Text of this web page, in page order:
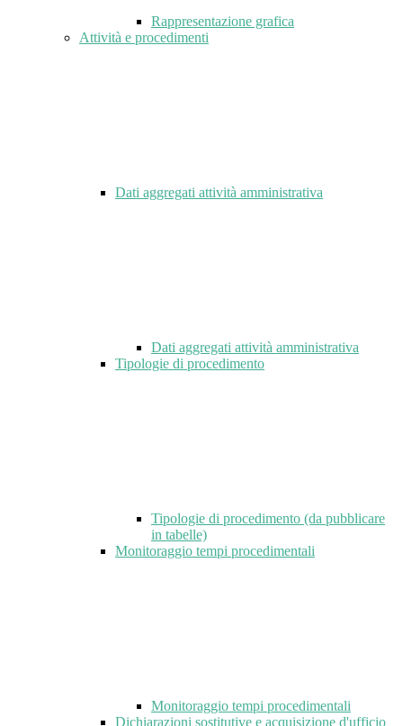
Rappresentazione grafica
Attività e procedimenti
Dati aggregati attività amministrativa
Dati aggregati attività amministrativa
Tipologie di procedimento
Tipologie di procedimento (da pubblicare
in tabelle)
Monitoraggio tempi procedimentali
Monitoraggio tempi procedimentali
Dichiarazioni sostitutive e acquisizione d'ufficio